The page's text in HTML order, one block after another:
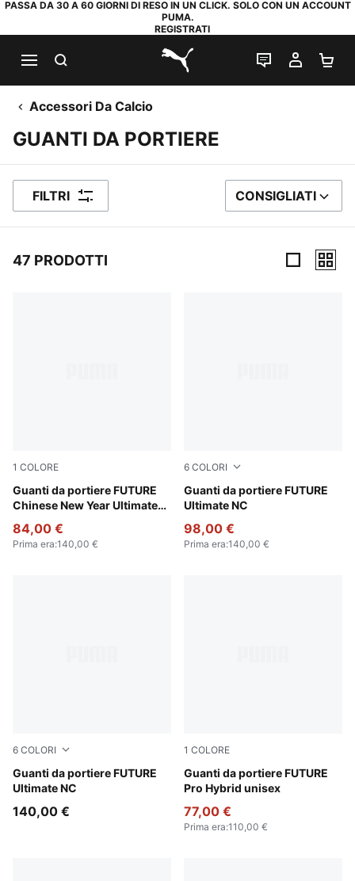
PASSA DA 30 A 60 GIORNI DI RESO IN UN CLICK. SOLO CON UN ACCOUNT
PUMA.
REGISTRATI
PUMA.com
CHAT IL MIO
Accessori Da Calcio
GUANTI DA PORTIERE
FILTRI ORDINA PER
CONSIGLIATI
47 PRODOTTI
1 COLORE
Guanti da portiere FUTURE
Chinese New Year Ultimate
Ultra Blue-Poison Pink-PUMA White
84,00 €
Prima era:140,00 €
6 COLORI
Guanti da portiere FUTURE
Ultimate NC
PUMA White-PUMA Gold
98,00 €
Prima era:140,00 €
6 COLORI
Guanti da portiere FUTURE
Ultimate NC
PUMA Black-Intense Mint
140,00 €
1 COLORE
Guanti da portiere FUTURE
Pro Hybrid unisex
Creamy Vanilla-Mint Jelly-
77,00 €
Prima era:110,00 €